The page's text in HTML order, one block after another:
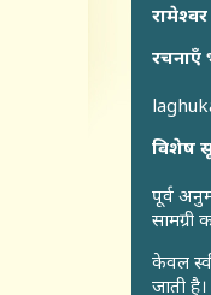
विशेष
पूर्व
सामग्री
केवल
जाती है।